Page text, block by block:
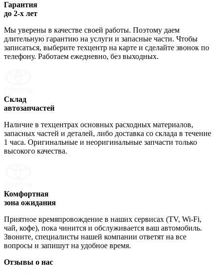
Гарантия
до 2-х лет
Мы уверены в качестве своей работы. Поэтому даем
длительную гарантию на услуги и запасные части. Чтобы
записаться, выберите техцентр на карте и сделайте звонок по
телефону. Работаем ежедневно, без выходных.
Склад
автозапчастей
Наличие в техцентрах основных расходных материалов,
запасных частей и деталей, либо доставка со склада в течение
1 часа. Оригинальные и неоригинальные запчасти только
высокого качества.
Комфортная
зона ожидания
Приятное времяпровождение в наших сервисах (TV, Wi-Fi,
чай, кофе), пока чинится и обслуживается ваш автомобиль.
Звоните, специалисты нашей компании ответят на все
вопросы и запишут на удобное время.
Отзывы о нас